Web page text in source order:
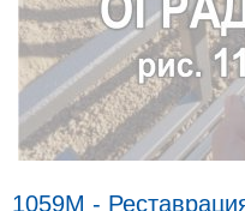
1059М -